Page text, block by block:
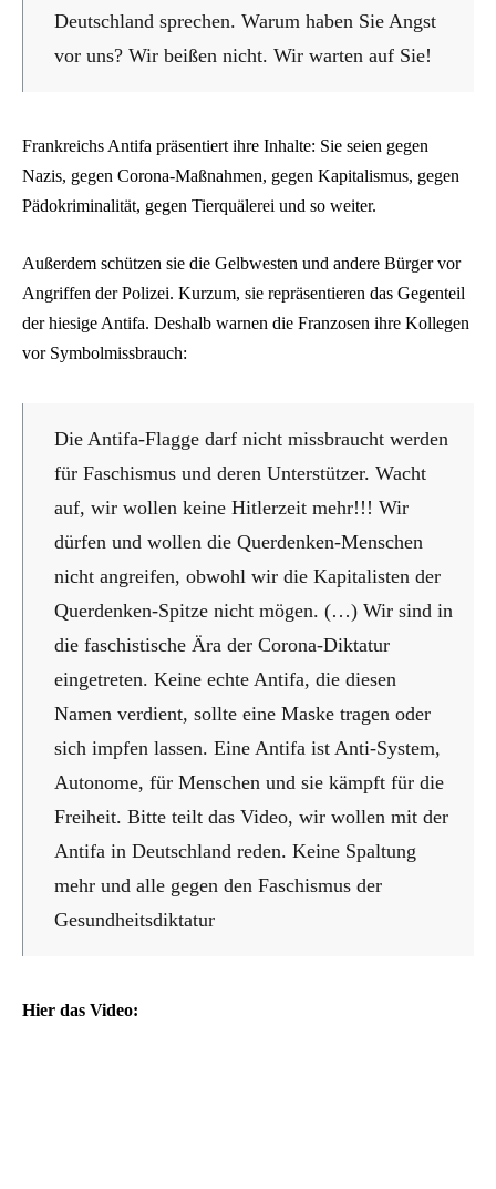
Deutschland sprechen. Warum haben Sie Angst
vor uns? Wir beißen nicht. Wir warten auf Sie!
Frankreichs Antifa präsentiert ihre Inhalte: Sie seien gegen
Nazis, gegen Corona-Maßnahmen, gegen Kapitalismus, gegen
Pädokriminalität, gegen Tierquälerei und so weiter.
Außerdem schützen sie die Gelbwesten und andere Bürger vor
Angriffen der Polizei. Kurzum, sie repräsentieren das Gegenteil
der hiesige Antifa. Deshalb warnen die Franzosen ihre Kollegen
vor Symbolmissbrauch:
Die Antifa-Flagge darf nicht missbraucht werden
für Faschismus und deren Unterstützer. Wacht
auf, wir wollen keine Hitlerzeit mehr!!! Wir
dürfen und wollen die Querdenken-Menschen
nicht angreifen, obwohl wir die Kapitalisten der
Querdenken-Spitze nicht mögen. (…) Wir sind in
die faschistische Ära der Corona-Diktatur
eingetreten. Keine echte Antifa, die diesen
Namen verdient, sollte eine Maske tragen oder
sich impfen lassen. Eine Antifa ist Anti-System,
Autonome, für Menschen und sie kämpft für die
Freiheit. Bitte teilt das Video, wir wollen mit der
Antifa in Deutschland reden. Keine Spaltung
mehr und alle gegen den Faschismus der
Gesundheitsdiktatur
Hier das Video: